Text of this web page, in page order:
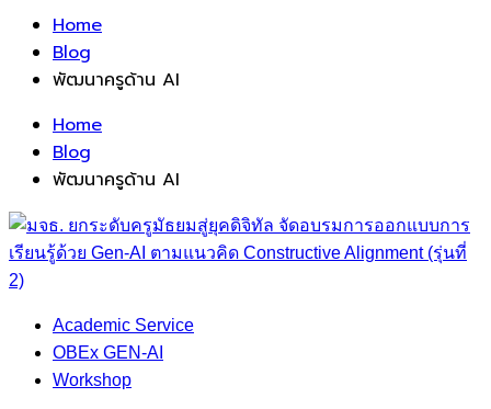
Home
Blog
พัฒนาครูด้าน AI
Home
Blog
พัฒนาครูด้าน AI
Academic Service
OBEx GEN-AI
Workshop